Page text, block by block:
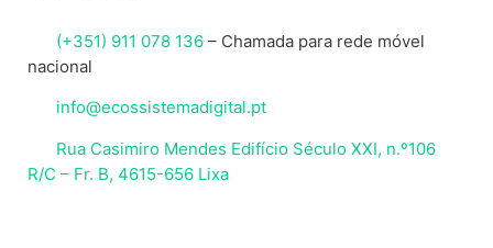
(+351) 911 078 136– Chamada para rede móvel
nacional
info@ecossistemadigital.pt
Rua Casimiro Mendes Edifício Século XXI, n.º106
R/C – Fr. B, 4615-656 Lixa